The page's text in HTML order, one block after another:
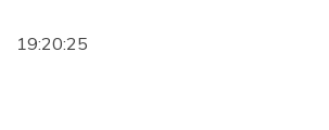
19:20:26